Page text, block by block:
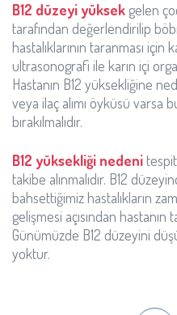
B12 düzeyi yüksek gelen
tarafından değerlendirilip
hastalıklarının taranması
ultrasonografi ile karın içi
Hastanın B12 yüksekliğine
veya ilaç alımı öyküsü varsa
bırakılmalıdır.
B12 yüksekliği nedeni
takibe alınmalıdır. B12
bahsettiğimiz hastalıkların
gelişmesi açısından
Günümüzde B12 düzeyini
yoktur.